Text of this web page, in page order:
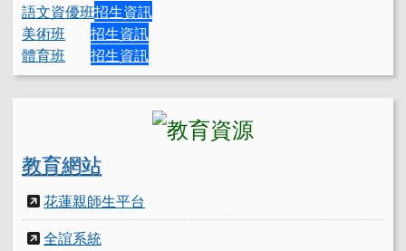
語文資優班招生資訊
美術班
招生資訊
體育班
招生資訊
教育網站
花蓮親師生平台
全誼系統